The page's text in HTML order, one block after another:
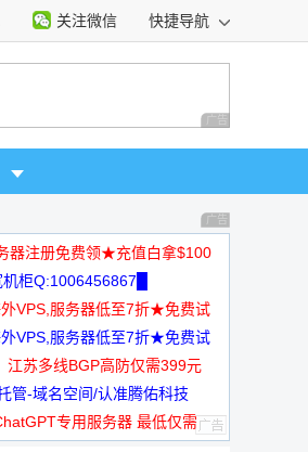
关注微信 快捷导航
广告 商业广告，理
广告 商业广告，理
器注册免费领★充值白拿$100
机柜Q:1006456867█
VPS,服务器低至7折★免费试
VPS,服务器低至7折★免费试
江苏多线BGP高防仅需399元
管-域名空间/认准腾佑科技
专用服务器 最低仅需